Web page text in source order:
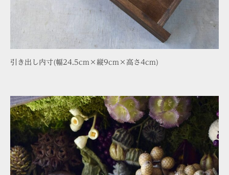
引き出し内寸(幅24.5cm×縦9cm×高さ4cm)